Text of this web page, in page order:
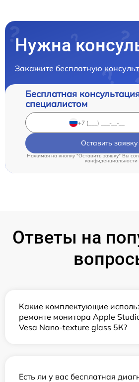
Нужна
Закажите бесплатную
Бесплатная
специалистом
Оставить заявку
Нажимая на кнопку "Оставить заявку" Вы
конфиденциальности
Ответы на
Какие комплектующие
ремонте монитора Apple
Vesa Nano-texture glass 5К?
Есть ли у вас бесплатная